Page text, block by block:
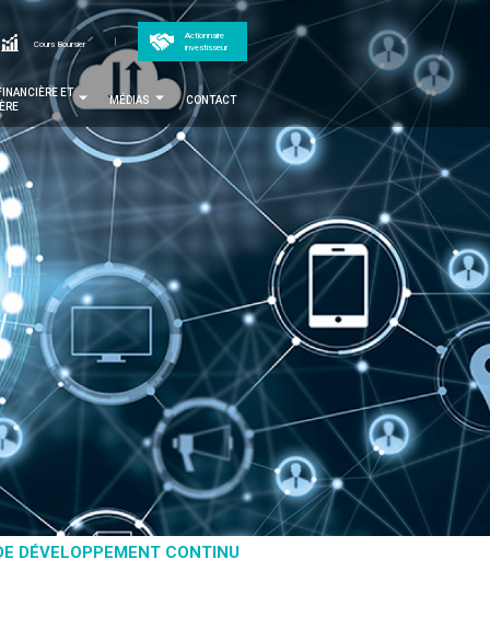
Cours Boursier
Actionnaire
investisseur
ET
MÉDIAS CONTACT
DÉVELOPPEMENT CONTINU